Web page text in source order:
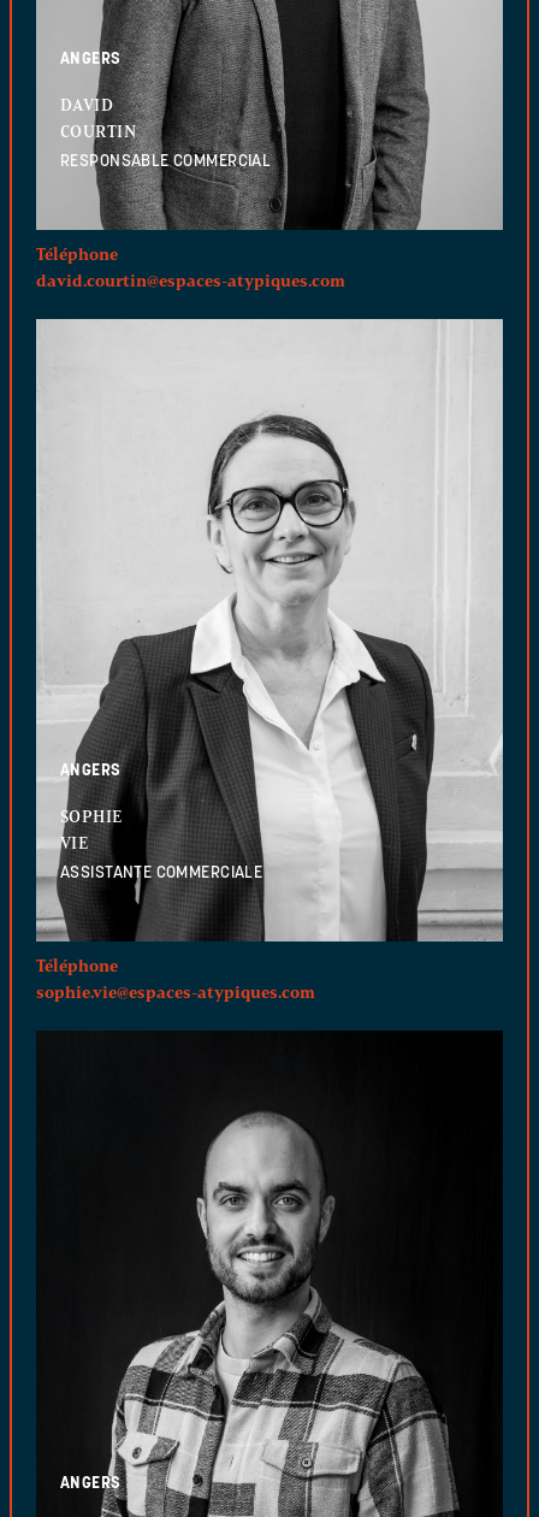
ANGERS
DAVID
COURTIN
RESPONSABLE COMMERCIAL
Téléphone
david.courtin@espaces-atypiques.com
ANGERS
SOPHIE
VIE
ASSISTANTE COMMERCIALE
Téléphone
sophie.vie@espaces-atypiques.com
ANGERS